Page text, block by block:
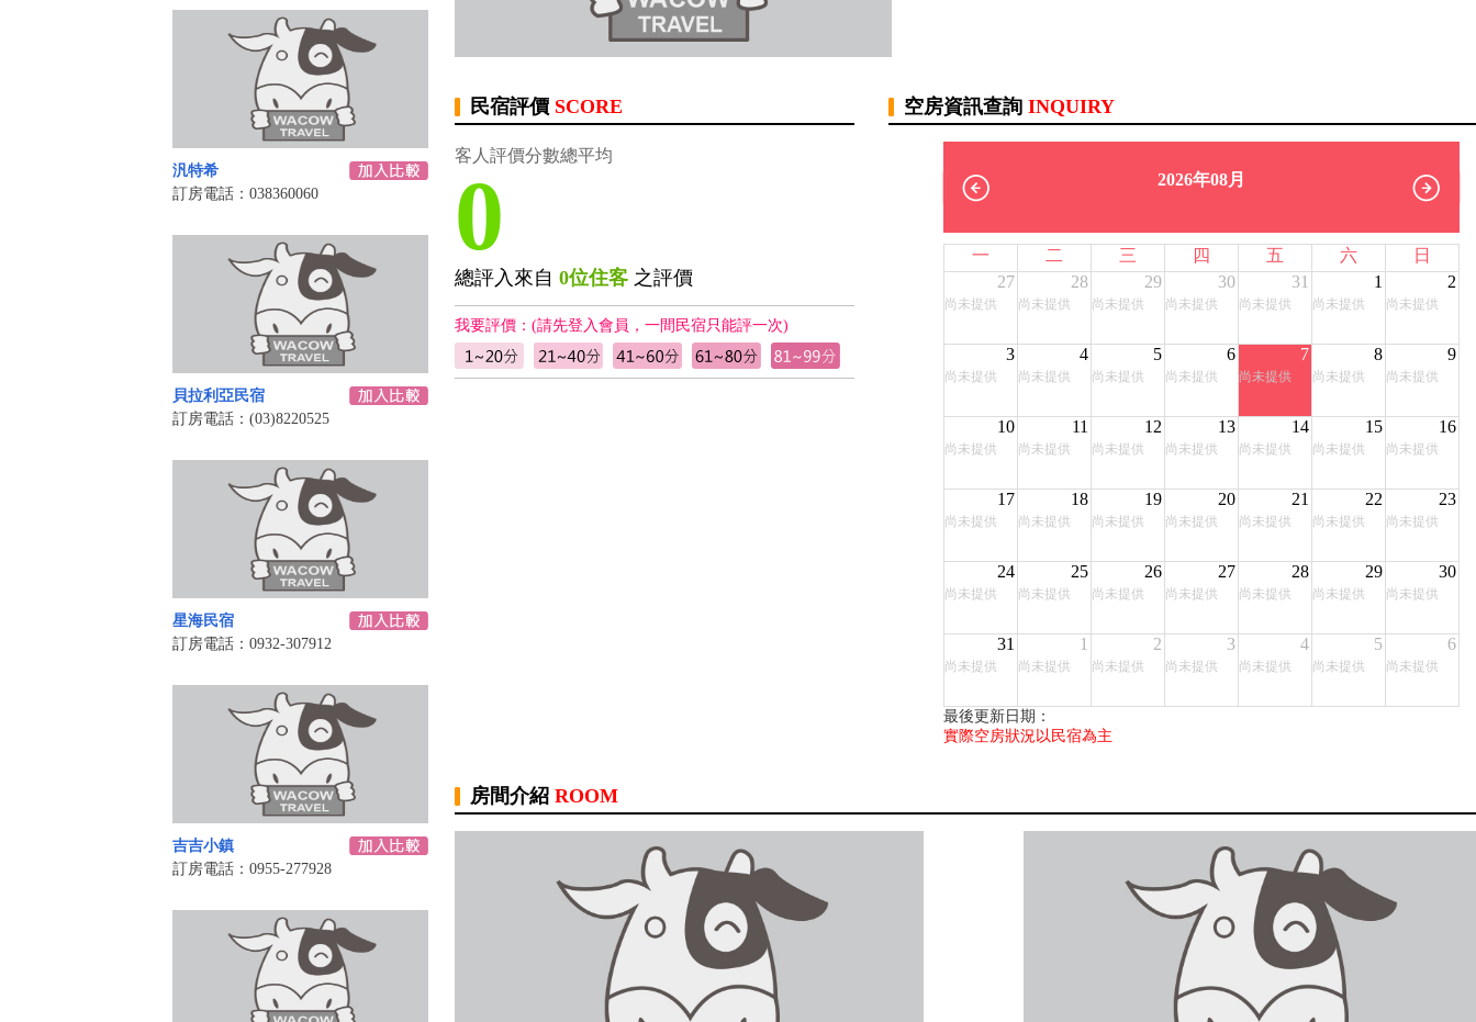
汎特希
訂房電話：038360060
貝拉利亞民宿
訂房電話：(03)8220525
星海民宿
訂房電話：0932-307912
吉吉小鎮
訂房電話：0955-277928
民宿評價 SCORE
客人評價分數總平均
0
總評入來自 0位住客 之評價
我要評價：(請先登入會員，一間民宿只能評一次)
空房資訊查詢 INQUIRY
2026年08月
一 二 三 四 五 六
日
27
尚未提供
28
尚未提供
29
尚未提供
30
尚未提供
31
尚未提供
1
尚未提供
2
尚未提供
3
尚未提供
4
尚未提供
5
尚未提供
6
尚未提供
7
尚未提供
8
尚未提供
9
尚未提供
10
尚未提供
11
尚未提供
12
尚未提供
13
尚未提供
14
尚未提供
15
尚未提供
16
尚未提供
17
尚未提供
18
尚未提供
19
尚未提供
20
尚未提供
21
尚未提供
22
尚未提供
23
尚未提供
24
尚未提供
25
尚未提供
26
尚未提供
27
尚未提供
28
尚未提供
29
尚未提供
30
尚未提供
31
尚未提供
1
尚未提供
2
尚未提供
3
尚未提供
4
尚未提供
5
尚未提供
6
尚未提供
最後更新日期：
實際空房狀況以民宿為主
房間介紹 ROOM